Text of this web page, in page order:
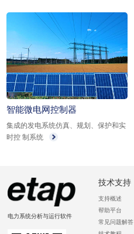
智能微电网控制器
集成的发电系统仿真、规划、保护和实
时控 制系统
电力系统分析与运行软件
技术支持
支持概述
帮助平台
常见问题解答